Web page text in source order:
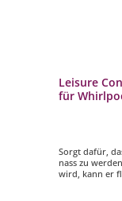
Leisure
für
Sorgt dafür,
nass zu
wird, kann er